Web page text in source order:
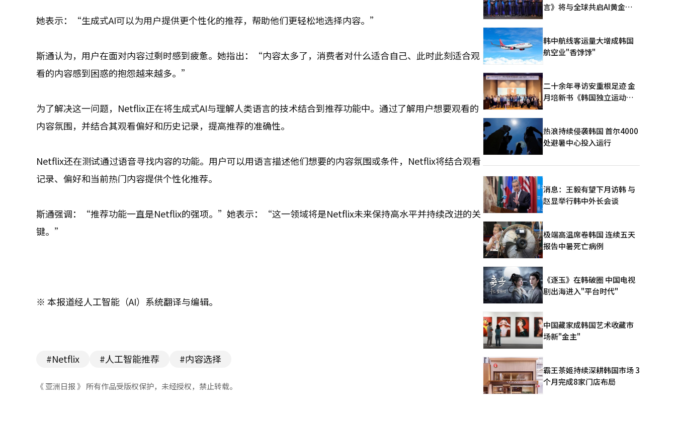
她表示：“生成式AI可以为用户提供更个性化的推荐，帮助他们更轻松地选择内容。”
斯通认为，用户在面对内容过剩时感到疲惫。她指出：“内容太多了，消费者对什么适合自己、此时此刻适合观
看的内容感到困惑的抱怨越来越多。”
为了解决这一问题，Netflix正在将生成式AI与理解人类语言的技术结合到推荐功能中。通过了解用户想要观看的
内容氛围，并结合其观看偏好和历史记录，提高推荐的准确性。
Netflix还在测试通过语音寻找内容的功能。用户可以用语言描述他们想要的内容氛围或条件，Netflix将结合观看
记录、偏好和当前热门内容提供个性化推荐。
斯通强调：“推荐功能一直是Netflix的强项。”她表示：“这一领域将是Netflix未来保持高水平并持续改进的关
键。”
※ 本报道经人工智能（AI）系统翻译与编辑。
#Netflix #人工智能推荐 #内容选择
《 亚洲日报 》 所有作品受版权保护，未经授权，禁止转载。
言》将与全球共启AI黄金时
韩中航线客运量大增成韩国
航空业"香饽饽"
二十余年寻访安重根足迹 金
月培新书《韩国独立运动圣
热浪持续侵袭韩国 首尔4000
处避暑中心投入运行
消息：王毅有望下月访韩 与
赵显举行韩中外长会谈
极端高温席卷韩国 连续五天
报告中暑死亡病例
《逐玉》在韩破圈 中国电视
剧出海进入"平台时代"
中国藏家成韩国艺术收藏市
场新"金主"
霸王茶姬持续深耕韩国市场 3
个月完成8家门店布局